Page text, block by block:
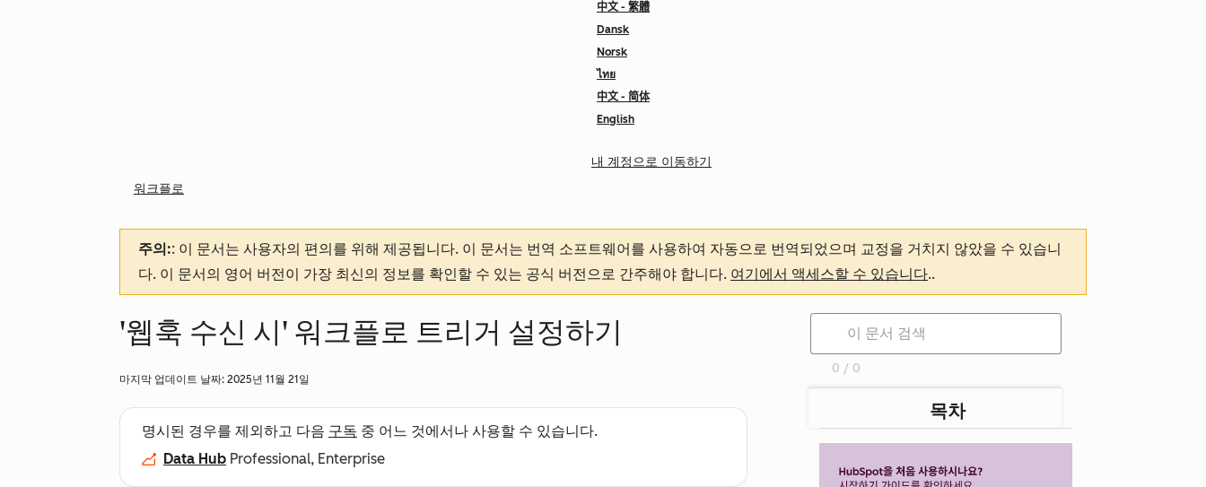
中文 - 繁體
Dansk
Norsk
ไทย
中文 - 简体
English
내 계정으로 이동하기
워크플로
주의:: 이 문서는 사용자의 편의를 위해 제공됩니다. 이 문서는 번역 소프트웨어를 사용하여 자동으로 번역되었으며 교정을 거치지 않았을 수 있습니
다. 이 문서의 영어 버전이 가장 최신의 정보를 확인할 수 있는 공식 버전으로 간주해야 합니다. 여기에서 액세스할 수 있습니다..
'웹훅 수신 시' 워크플로 트리거 설정하기
마지막 업데이트 날짜: 2025년 11월 21일
명시된 경우를 제외하고 다음 구독 중 어느 것에서나 사용할 수 있습니다.
Data Hub Professional, Enterprise
0 / 0
목차